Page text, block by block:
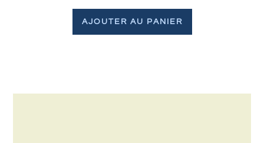
AJOUTER AU PANIER